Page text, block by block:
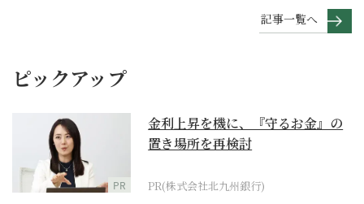
記事一覧へ
ピックアップ
PR
金利上昇を機に、『守るお金』の
置き場所を再検討
PR(株式会社北九州銀行)